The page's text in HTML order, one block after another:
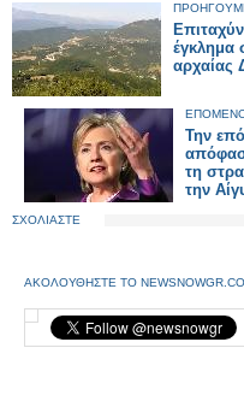
έγκλημα
αρχαίας
Την
τη
την
ΣΧΟΛΙΑΣΤΕ
ΑΚΟΛΟΥΘΗΣΤΕ ΤΟ